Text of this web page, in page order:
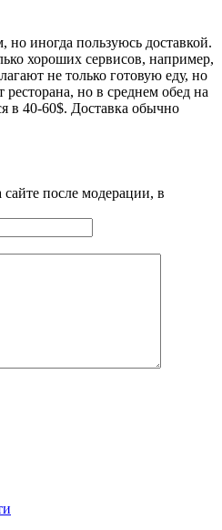
но иногда пользуюсь доставкой.
хороших сервисов, например,
не только готовую еду, но
но в среднем обед на
в 40-60$. Доставка обычно
после модерации, в